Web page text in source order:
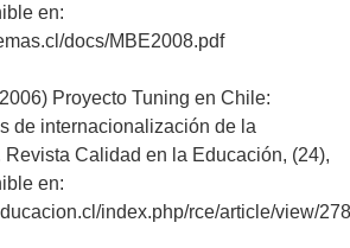
en:
docs/MBE2008.pdf
Proyecto Tuning en Chile:
de internacionalización de la
Calidad en la Educación, (24),
en:
index.php/rce/article/view/